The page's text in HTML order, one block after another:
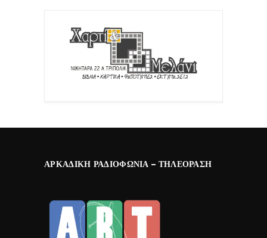
ΑΡΚΑΔΙΚΉ ΡΑΔΙΟΦΩΝΊΑ – ΤΗΛΕΌΡΑΣΗ